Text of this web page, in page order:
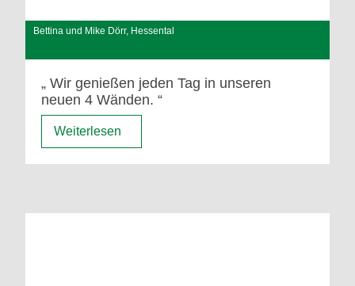
Bettina und Mike Dörr, Hessental
Wir genießen jeden Tag in unseren
neuen 4 Wänden.
Weiterlesen